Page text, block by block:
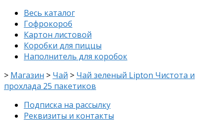
Весь каталог
Гофрокороб
Картон листовой
Коробки для пиццы
Наполнитель для коробок
> Магазин > Чай > Чай зеленый Lipton Чистота и
прохлада 25 пакетиков
Подписка на рассылку
Реквизиты и контакты